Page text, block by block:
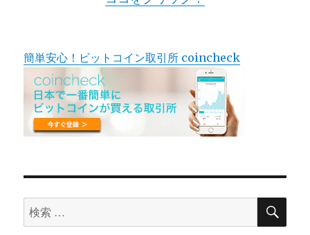
簡単安心！ビットコイン取引所 coincheck
検
索
検